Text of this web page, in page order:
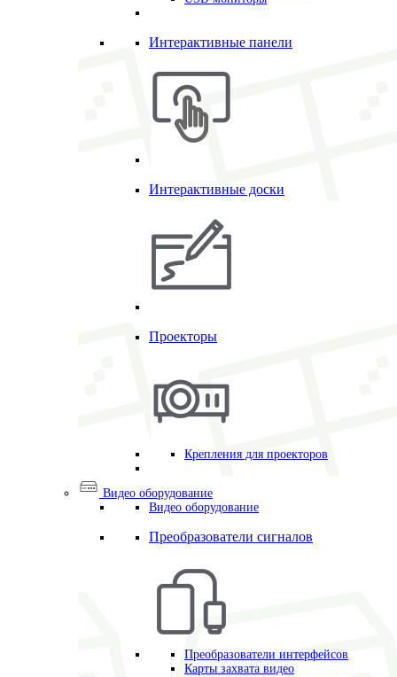
Интерактивные панели
Интерактивные доски
Проекторы
Крепления для проекторов
Видео оборудование
Видео оборудование
Преобразователи сигналов
Преобразователи интерфейсов
Карты захвата видео